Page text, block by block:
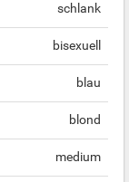
schlank
bisexuell
blau
blond
medium